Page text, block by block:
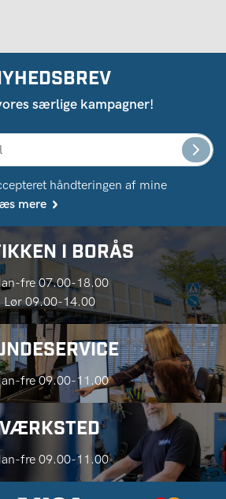
særlige kampagner!
håndteringen af ​​mine
mere
I BORÅS
fre 07.00-18.00
Lør 09.00-14.00
fre 09.00-11.00
VÆRKSTED
fre 09.00-11.00